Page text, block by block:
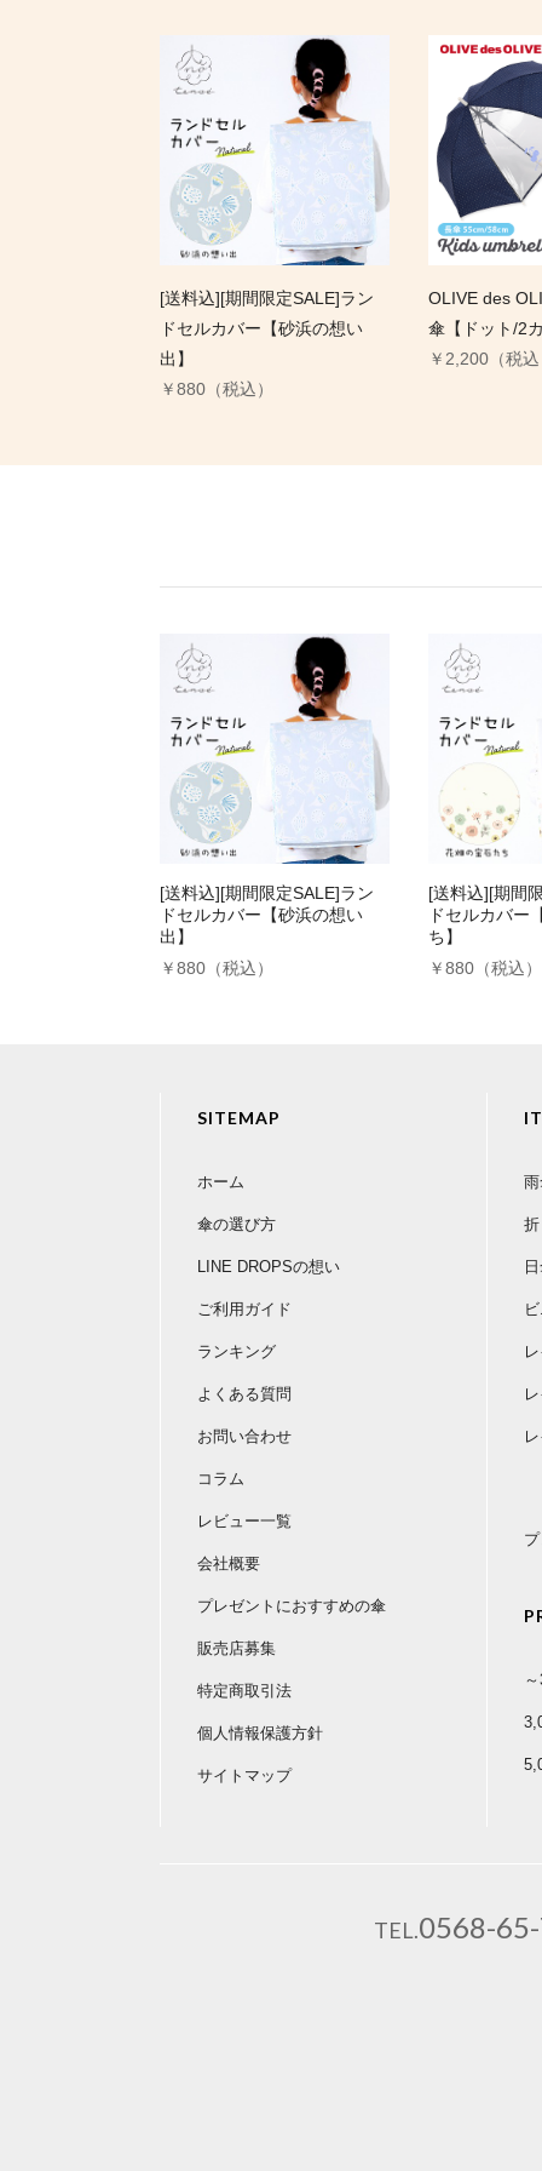
[送料込][期間限定SALE]ラン
ドセルカバー【砂浜の想い
出】
￥880（税込）
OLIVE des
傘【ドット/2
￥2,200（税
[送料込][期間限定SALE]ラン
ドセルカバー【砂浜の想い
出】
￥880（税込）
[送料込][期間
ドセルカバー
ち】
￥880（税込）
SITEMAP
ホーム
傘の選び方
LINE DROPSの想い
ご利用ガイド
ランキング
よくある質問
お問い合わせ
コラム
レビュー一覧
会社概要
プレゼントにおすすめの傘
販売店募集
特定商取引法
個人情報保護方針
サイトマップ
TEL.0568-